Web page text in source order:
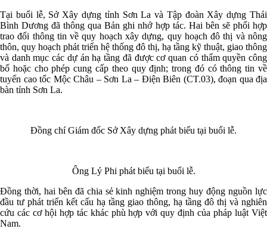
Tại buổi lễ, Sở Xây dựng tỉnh Sơn La và Tập đoàn Xây dựng Thái
Bình Dương đã thông qua Bản ghi nhớ hợp tác. Hai bên sẽ phối hợp
trao đổi thông tin về quy hoạch xây dựng, quy hoạch đô thị và nông
thôn, quy hoạch phát triển hệ thống đô thị, hạ tầng kỹ thuật, giao thông
và danh mục các dự án hạ tầng đã được cơ quan có thẩm quyền công
bố hoặc cho phép cung cấp theo quy định; trong đó có thông tin về
tuyến cao tốc Mộc Châu – Sơn La – Điện Biên (CT.03), đoạn qua địa
bàn tỉnh Sơn La.
Đồng chí Giám đốc Sở Xây dựng phát biểu tại buổi lễ.
Ông Lý Phi phát biểu tại buổi lễ.
Đồng thời, hai bên đã chia sẻ kinh nghiệm trong huy động nguồn lực
đầu tư phát triển kết cấu hạ tầng giao thông, hạ tầng đô thị và nghiên
cứu các cơ hội hợp tác khác phù hợp với quy định của pháp luật Việt
Nam.